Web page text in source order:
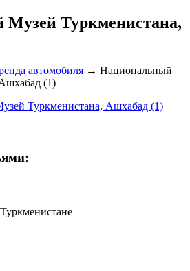
Туркменистана,
автомобиля → Национальный
(1)